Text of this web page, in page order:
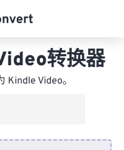
转换器
Kindle Video。